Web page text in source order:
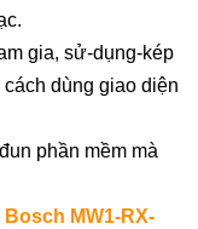
gia, sử-dụng-kép
dùng giao diện
phần mềm mà
MW1-RX-